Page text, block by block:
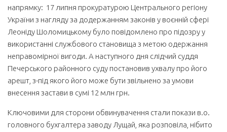
напрямку: 17 липня прокуратурою Центрального регіону
України з нагляду за додержанням законів у воєнній сфері
Леоніду Шоломицькому було повідомлено про підозру у
використанні службового становища з метою одержання
неправомірної вигоди. А наступного дня слідчий суддя
Печерського районного суду постановив ухвалу про його
арешт, з-під якого його може бути звільнено за умови
внесення застави в сумі 12 млн грн.
Ключовими для сторони обвинувачення стали покази в.о.
головного бухгалтера заводу Лущай, яка розповіла, нібито